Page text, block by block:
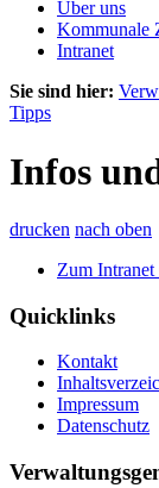
Über uns
Kommunale
Intranet
Sie sind hier:
Tipps
Infos
drucken nach oben
Zum Intranet
Quicklinks
Kontakt
Impressum
Datenschutz